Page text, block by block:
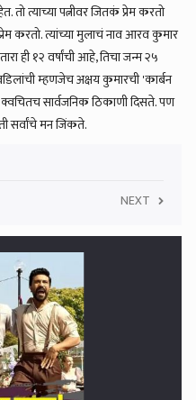
तो त्याच्या पत्नीवर जितकं प्रेम करतो
करतो. त्यांच्या मुलाचं नाव आरव कुमार
ही १२ वर्षांची आहे, तिचा जन्म २५
वडिलांची म्हणजेच अक्षय कुमारची 'कार्बन
सार्वजनिक ठिकाणी दिसते. पण
सर्वांचे मन जिंकते.
NEXT